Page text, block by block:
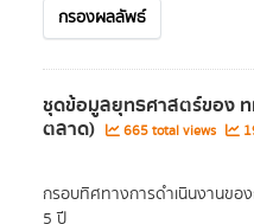
กรองผลลัพธ์
ชุดข้อมูลยุทธศาสตร์ของ ท
ตลาด) 665 total views
กรอบทิศทางการดำเนินงานของ
5 ปี